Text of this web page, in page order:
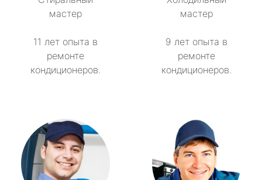
мастер
11 лет опыта в
ремонте
кондиционеров.
мастер
9 лет опыта в
ремонте
кондиционеров.